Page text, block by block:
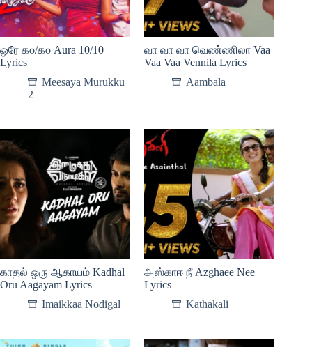
ஒரே ௧௦/௧௦ Aura 10/10
Lyrics
Meesaya Murukku
2
வா வா வா வெண்ணிலா Vaa
Vaa Vaa Vennila Lyrics
Aambala
காதல் ஒரு ஆகாயம் Kadhal
Oru Aagayam Lyrics
Imaikkaa Nodigal
அஸ்காஈ நீ Azghaee Nee
Lyrics
Kathakali